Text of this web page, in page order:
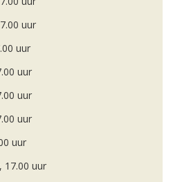
uur
uur
uur
uur
uur
uur
17.00 uur